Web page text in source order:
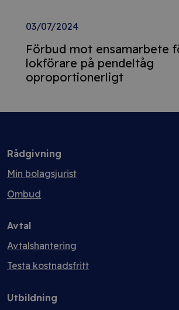
03/07/2024
Förbud mot ensamarbete
lokförare på pendeltåg
oproportionerligt
Rådgivning
Min bolagsjurist
Ombud
Avtal
Avtalshantering
Testa kostnadsfritt
Utbildning